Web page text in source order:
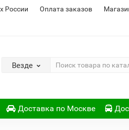
России Оплата заказов
Везде
Доставка по Москве